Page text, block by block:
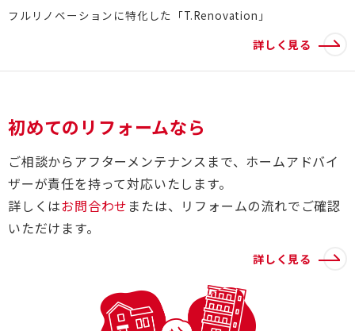
フルリノベーションに特化した「T.Renovation」
詳しく見る
初めてのリフォームなら
ご相談からアフターメンテナンスまで、ホームアドバイ
ザーが責任を持って対応いたします。
詳しくはお問合わせ または、リフォームの流れでご確認
いただけます。
詳しく見る